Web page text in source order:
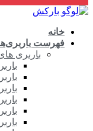
خانه
فهرست
باربری